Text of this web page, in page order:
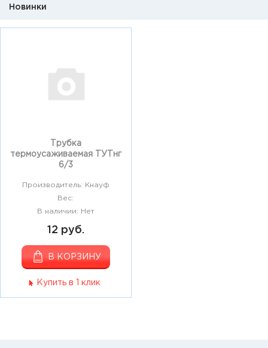
Новинки
Трубка
термоусаживаемая ТУТнг
6/3
Производитель: Кнауф
Вес:
В наличии: Нет
12 руб.
В КОРЗИНУ
Купить в 1 клик